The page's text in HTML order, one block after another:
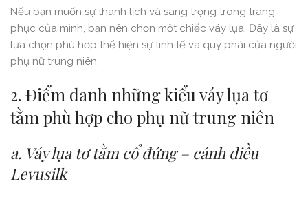
Nếu bạn muốn sự thanh lịch và sang trọng trong trang
phục của mình, bạn nên chọn một chiếc váy lụa. Đây là sự
lựa chọn phù hợp thể hiện sự tinh tế và quý phái của người
phụ nữ trung niên.
2. Điểm danh những kiểu váy lụa tơ
tằm phù hợp cho phụ nữ trung niên
a. Váy lụa tơ tằm cổ đứng – cánh diều
Levusilk